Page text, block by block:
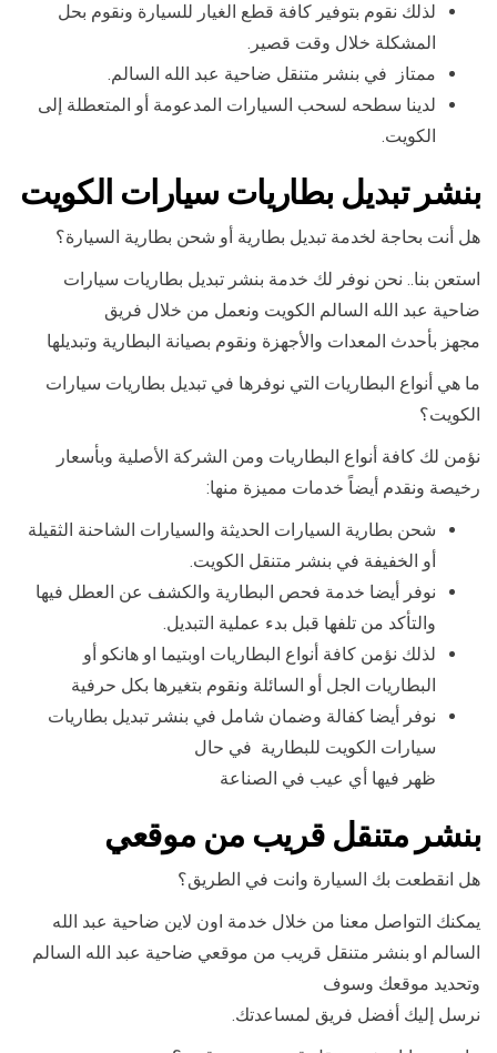
لذلك نقوم بتوفير كافة قطع الغيار للسيارة ونقوم بحل
المشكلة خلال وقت قصير.
ممتاز في بنشر متنقل ضاحية عبد الله السالم.
لدينا سطحه لسحب السيارات المدعومة أو المتعطلة إلى
الكويت.
بنشر تبديل بطاريات سيارات الكويت
هل أنت بحاجة لخدمة تبديل بطارية أو شحن بطارية السيارة؟
استعن بنا.. نحن نوفر لك خدمة بنشر تبديل بطاريات سيارات
ضاحية عبد الله السالم الكويت ونعمل من خلال فريق
مجهز بأحدث المعدات والأجهزة ونقوم بصيانة البطارية وتبديلها
ما هي أنواع البطاريات التي نوفرها في تبديل بطاريات سيارات
الكويت؟
نؤمن لك كافة أنواع البطاريات ومن الشركة الأصلية وبأسعار
رخيصة ونقدم أيضاً خدمات مميزة منها:
شحن بطارية السيارات الحديثة والسيارات الشاحنة الثقيلة
أو الخفيفة في بنشر متنقل الكويت.
نوفر أيضا خدمة فحص البطارية والكشف عن العطل فيها
والتأكد من تلفها قبل بدء عملية التبديل.
لذلك نؤمن كافة أنواع البطاريات اوبتيما او هانكو أو
البطاريات الجل أو السائلة ونقوم بتغيرها بكل حرفية
نوفر أيضا كفالة وضمان شامل في بنشر تبديل بطاريات
سيارات الكويت للبطارية في حال
ظهر فيها أي عيب في الصناعة
بنشر متنقل قريب من موقعي
هل انقطعت بك السيارة وانت في الطريق؟
يمكنك التواصل معنا من خلال خدمة اون لاين ضاحية عبد الله
السالم او بنشر متنقل قريب من موقعي ضاحية عبد الله السالم
وتحديد موقعك وسوف
نرسل إليك أفضل فريق لمساعدتك.